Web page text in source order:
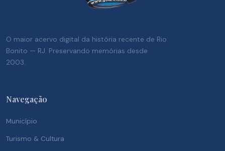
O maior acervo digital da história recente de Rio
Bonito — RJ. Preservando memórias desde
2003.
Navegação
Município
Turismo & Cultura